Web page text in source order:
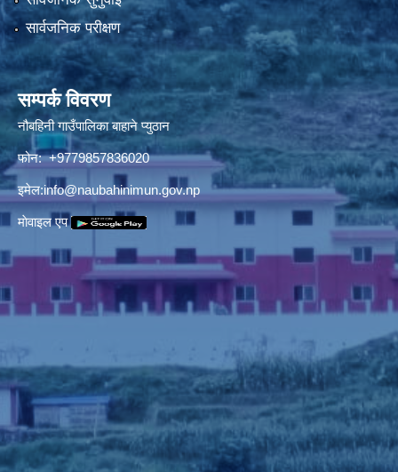
सार्वजनिक परीक्षण
सम्पर्क विवरण
नौबहिनी गाउँपालिका बाहाने प्युठान
फोन: +9779857836020
इमेल:info@naubahinimun.gov.np
माेवाइल एप